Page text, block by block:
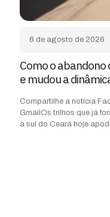
6 de agosto de 2026
Como o
e mudou a
Compartilhe a notícia
GmailOs trilhos que já
a sul do Ceará hoje